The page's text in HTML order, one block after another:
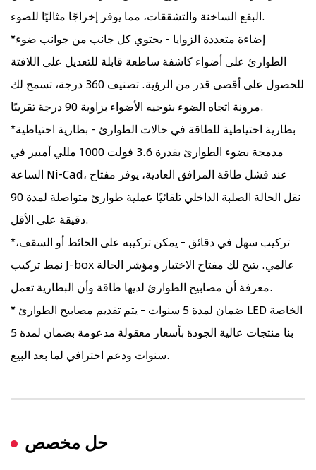
البقع الساخنة والتشققات، مما يوفر إخراجًا مثاليًا للضوء.
*إضاءة متعددة الزوايا - يحتوي كل جانب من جوانب ضوء
الطوارئ على أضواء كاشفة ساطعة قابلة للتعديل على اللافتة
للحصول على أقصى قدر من الرؤية. تصنيف 360 درجة، تسمح لك
مرونة اتجاه الضوء بتوجيه الأضواء بزاوية 90 درجة تقريبًا.
*بطارية احتياطية للطاقة في حالات الطوارئ - بطارية احتياطية
مدمجة بضوء الطوارئ بقدرة 3.6 فولت 1000 مللي أمبير في
الساعة Ni-Cad، عند فشل طاقة المرافق العادية، يوفر مفتاح
نقل الحالة الصلبة الداخلي تلقائيًا عملية طوارئ متواصلة لمدة 90
دقيقة على الأقل.
*تركيب سهل في دقائق - يمكن تركيبه على الحائط أو السقف،
نمط تركيب J-box عالمي. يتيح لك مفتاح الاختبار ومؤشر الحالة
معرفة أن مصابيح الطوارئ لديها طاقة وأن البطارية تعمل.
* ضمان لمدة 5 سنوات - يتم تقديم مصابيح الطوارئ LED الخاصة
بنا منتجات عالية الجودة بأسعار معقولة مدعومة بضمان لمدة 5
سنوات ودعم احترافي لما بعد البيع.
حل مخصص